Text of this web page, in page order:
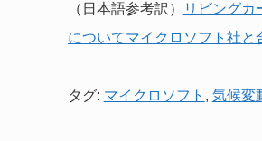
（日本語参考訳）
リビング
についてマイクロソフト社と
タグ: マイクロソフト , 気候変